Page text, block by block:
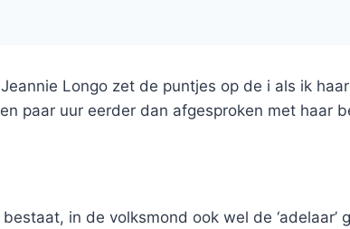
Longo zet de puntjes op de i als ik
paar uur eerder dan afgesproken met haar
in de volksmond ook wel de ‘adelaar’